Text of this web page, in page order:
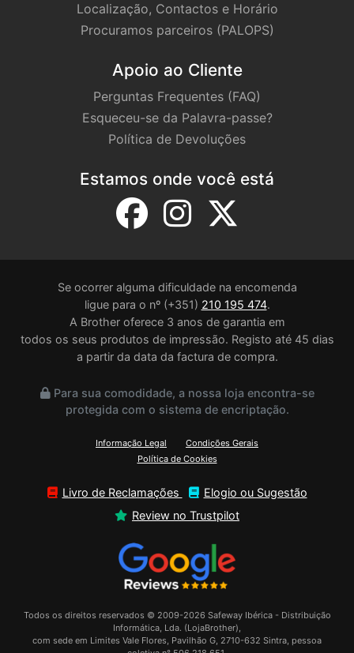
Localização, Contactos e Horário
Procuramos parceiros (PALOPS)
Apoio ao Cliente
Perguntas Frequentes (FAQ)
Esqueceu-se da Palavra-passe?
Política de Devoluções
Estamos onde você está
Se ocorrer alguma dificuldade na encomenda
ligue para o nº (+351) 210 195 474.
A Brother oferece 3 anos de garantia em
todos os seus produtos de impressão. Registo até 45 dias
a partir da data da factura de compra.
Para sua comodidade, a nossa loja encontra-se
protegida com o sistema de encriptação.
Informação Legal
Condições Gerais
Política de Cookies
Livro de Reclamações
Elogio ou Sugestão
Review no Trustpilot
Todos os direitos reservados © 2009-2026 Safeway Ibérica - Distribuição
Informática, Lda. (LojaBrother),
com sede em Limites Vale Flores, Pavilhão G, 2710-632 Sintra, pessoa